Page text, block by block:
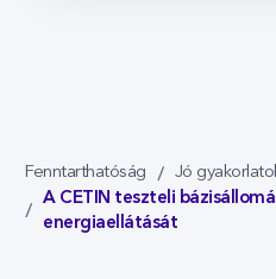
Fenntarthatóság Jó
A CETIN teszteli
energiaellátását